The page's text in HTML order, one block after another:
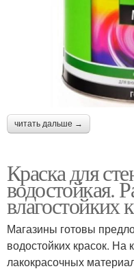
читать дальше →
Краска для
водостойкая.
влагостойких
Магазины готовы
водостойких красок. На
лакокрасочных